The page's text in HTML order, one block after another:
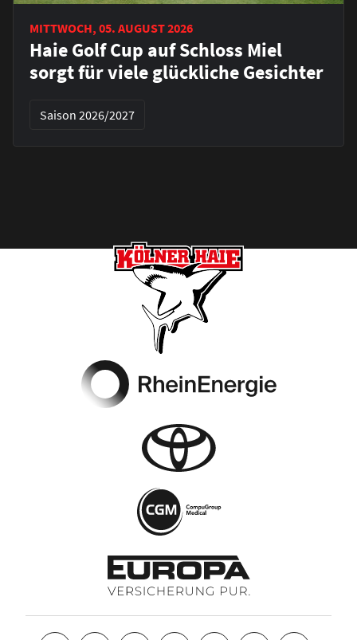
MITTWOCH, 05. AUGUST 2026
Haie Golf Cup auf Schloss Miel
sorgt für viele glückliche Gesichter
Saison 2026/2027